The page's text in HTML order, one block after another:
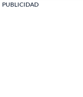
PUBLICIDAD